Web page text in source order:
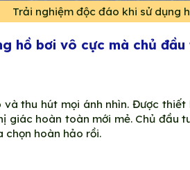
Trải nghiệm độc đáo khi sử dụng
hồ bơi vô cực mà chủ đầu
thu hút mọi ánh nhìn. Được
hoàn toàn mới mẻ. Chủ đầu
chọn hoàn hảo rồi.